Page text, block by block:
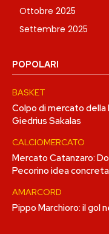
Ottobre 2025
Settembre 2025
POPOLARI
BASKET
Colpo di mercato
Giedrius Sakalas
CALCIOMERCATO
Mercato Catanzaro:
Pecorino idea concreta
AMARCORD
Pippo Marchioro: il gol